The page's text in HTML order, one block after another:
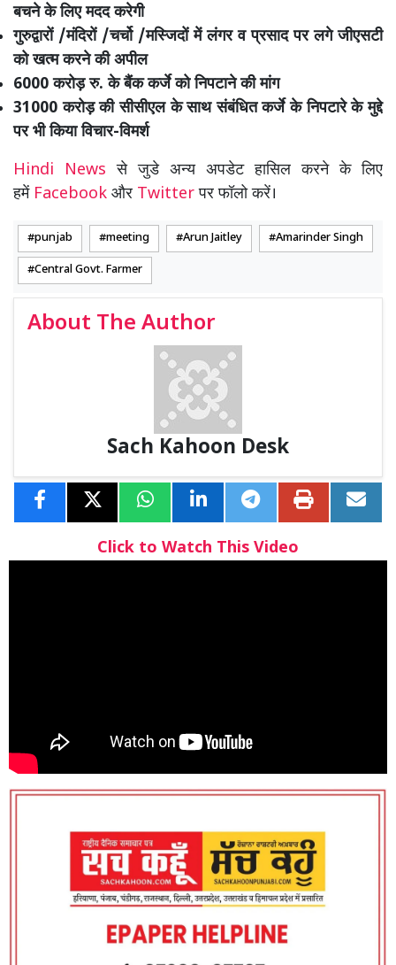
बचने के लिए मदद करेगी
गुरुद्वारों /मंदिरों /चर्चो /मस्जिदों में लंगर व प्रसाद पर लगे जीएसटी
को खत्म करने की अपील
6000 करोड़ रु. के बैंक कर्जे को निपटाने की मांग
31000 करोड़ की सीसीएल के साथ संबंधित कर्जे के निपटारे के मुद्दे
पर भी किया विचार-विमर्श
Hindi Newsसे जुडे अन्य अपडेट हासिल करने के लिए
हमें Facebook और Twitterपर फॉलो करें।
punjab meeting Arun Jaitley Amarinder Singh
Central Govt. Farmer
About The Author
Sach Kahoon Desk
Click to Watch This Video